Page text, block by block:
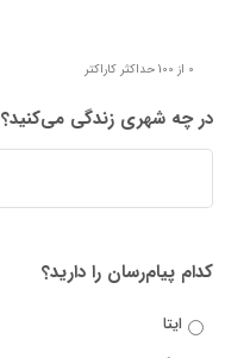
0 از 100 حداکثر کاراکتر
در چه شهری زندگی می‌کنید؟
کدام پیام‌رسان را دارید؟
ایتا